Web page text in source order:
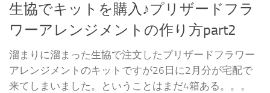
生協でキットを購入♪プリザードフラ
ワーアレンジメントの作り方part2
溜まりに溜まった生協で注文したプリザードフラワー
アレンジメントのキットですが26日に2月分が宅配で
来てしまいました。ということはまだ4箱ある。。。